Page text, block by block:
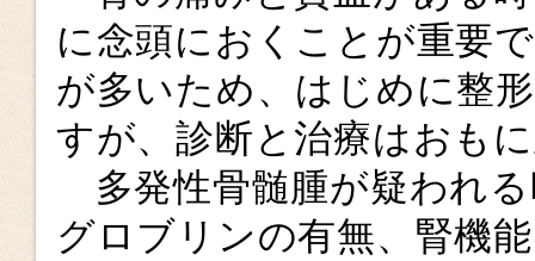
に念頭におくことが重要
が多いため、はじめに整
すが、診断と治療はおも
多発性骨髄腫が疑われ
グロブリンの有無、腎機